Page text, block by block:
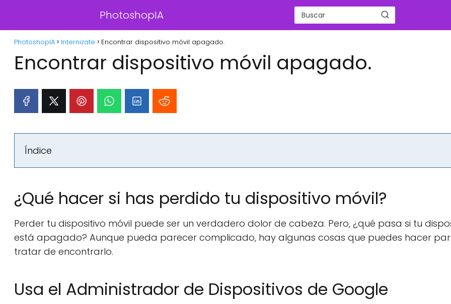
PhotoshopIA
PhotoshopIA Internizate Encontrar dispositivo móvil apagado.
Encontrar dispositivo móvil apagado.
Índice
¿Qué hacer si has perdido tu dispositivo móvil?
Perder tu dispositivo móvil puede ser un verdadero dolor de cabeza. Pero, ¿qué pasa si tu
está apagado? Aunque pueda parecer complicado, hay algunas cosas que puedes hacer
tratar de encontrarlo.
Usa el Administrador de Dispositivos de Google